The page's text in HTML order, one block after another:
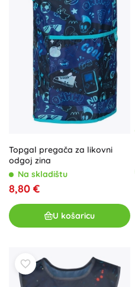
Topgal pregača za likovni
odgoj zina
Na skladištu
8,80 €
U košaricu